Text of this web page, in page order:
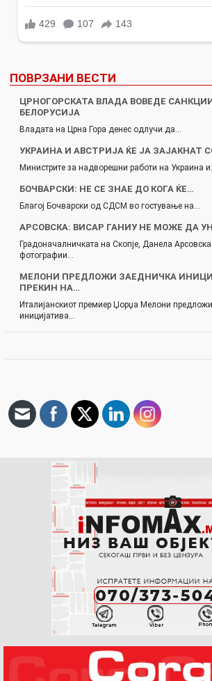
ПОВРЗАНИ ВЕСТИ
ЦРНОГОРСКАТА ВЛАДА ВОВЕДЕ
БЕЛОРУСИЈА
Владата на Црна Гора денес одлучи да…
УКРАИНА И АВСТРИЈА ЌЕ ЈА ЗАЈАКНАТ
Министрите за надворешни работи на Украина
БОЧВАРСКИ: НЕ СЕ ЗНАЕ ДО КОГА ЌЕ…
Благој Бочварски од СДСМ во гостување на…
АРСОВСКА: ВИСАР ГАНИУ НЕ МОЖЕ ДА
Градоначалничката на Скопје, Данела Арсовска
фотографии…
МЕЛОНИ ПРЕДЛОЖИ ЗАЕДНИЧКА
ПРЕКИН НА…
Италијанскиот премиер Џорџa Мелони
иницијатива…